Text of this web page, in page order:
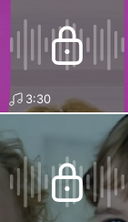
3:30